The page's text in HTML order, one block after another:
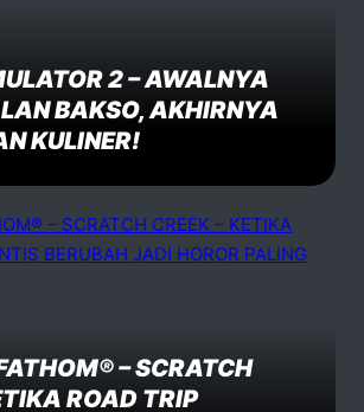
2 – AWALNYA
BAKSO, AKHIRNYA
KULINER!
– SCRATCH
ROAD TRIP